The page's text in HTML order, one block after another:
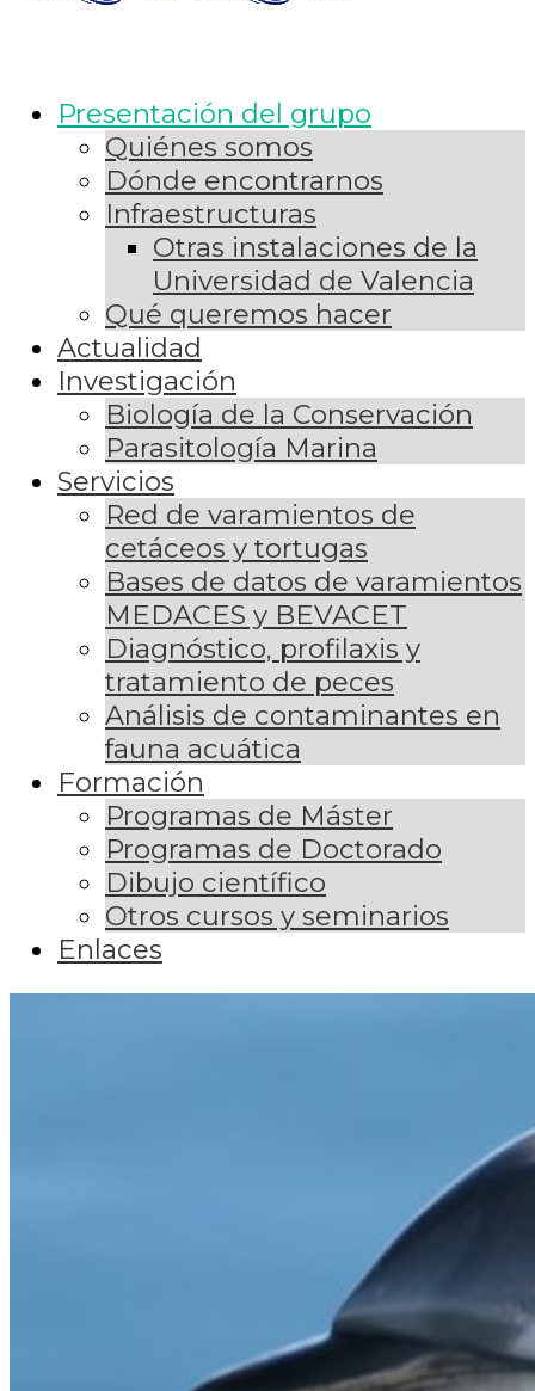
Presentación del grupo
Quiénes somos
Dónde encontrarnos
Infraestructuras
Otras instalaciones de la
Universidad de Valencia
Qué queremos hacer
Actualidad
Investigación
Biología de la Conservación
Parasitología Marina
Servicios
Red de varamientos de
cetáceos y tortugas
Bases de datos de varamientos
MEDACES y BEVACET
Diagnóstico, profilaxis y
tratamiento de peces
Análisis de contaminantes en
fauna acuática
Formación
Programas de Máster
Programas de Doctorado
Dibujo científico
Otros cursos y seminarios
Enlaces